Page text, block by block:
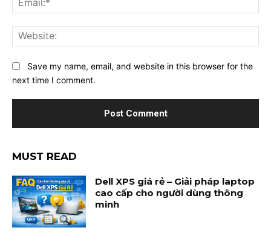
Save my name, email, and website in this browser for the
next time I comment.
MUST READ
Dell XPS giá rẻ – Giải pháp laptop
cao cấp cho người dùng thông
minh